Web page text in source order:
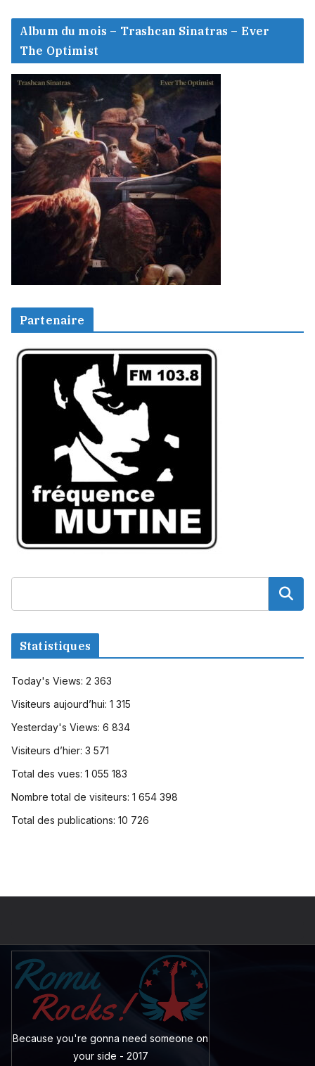
Album du mois – Trashcan Sinatras – Ever
The Optimist
Partenaire
Statistiques
Today's Views: 2 363
Visiteurs aujourd’hui: 1 315
Yesterday's Views: 6 834
Visiteurs d’hier: 3 571
Total des vues: 1 055 183
Nombre total de visiteurs: 1 654 398
Total des publications: 10 726
Because you're gonna need someone on
your side - 2017